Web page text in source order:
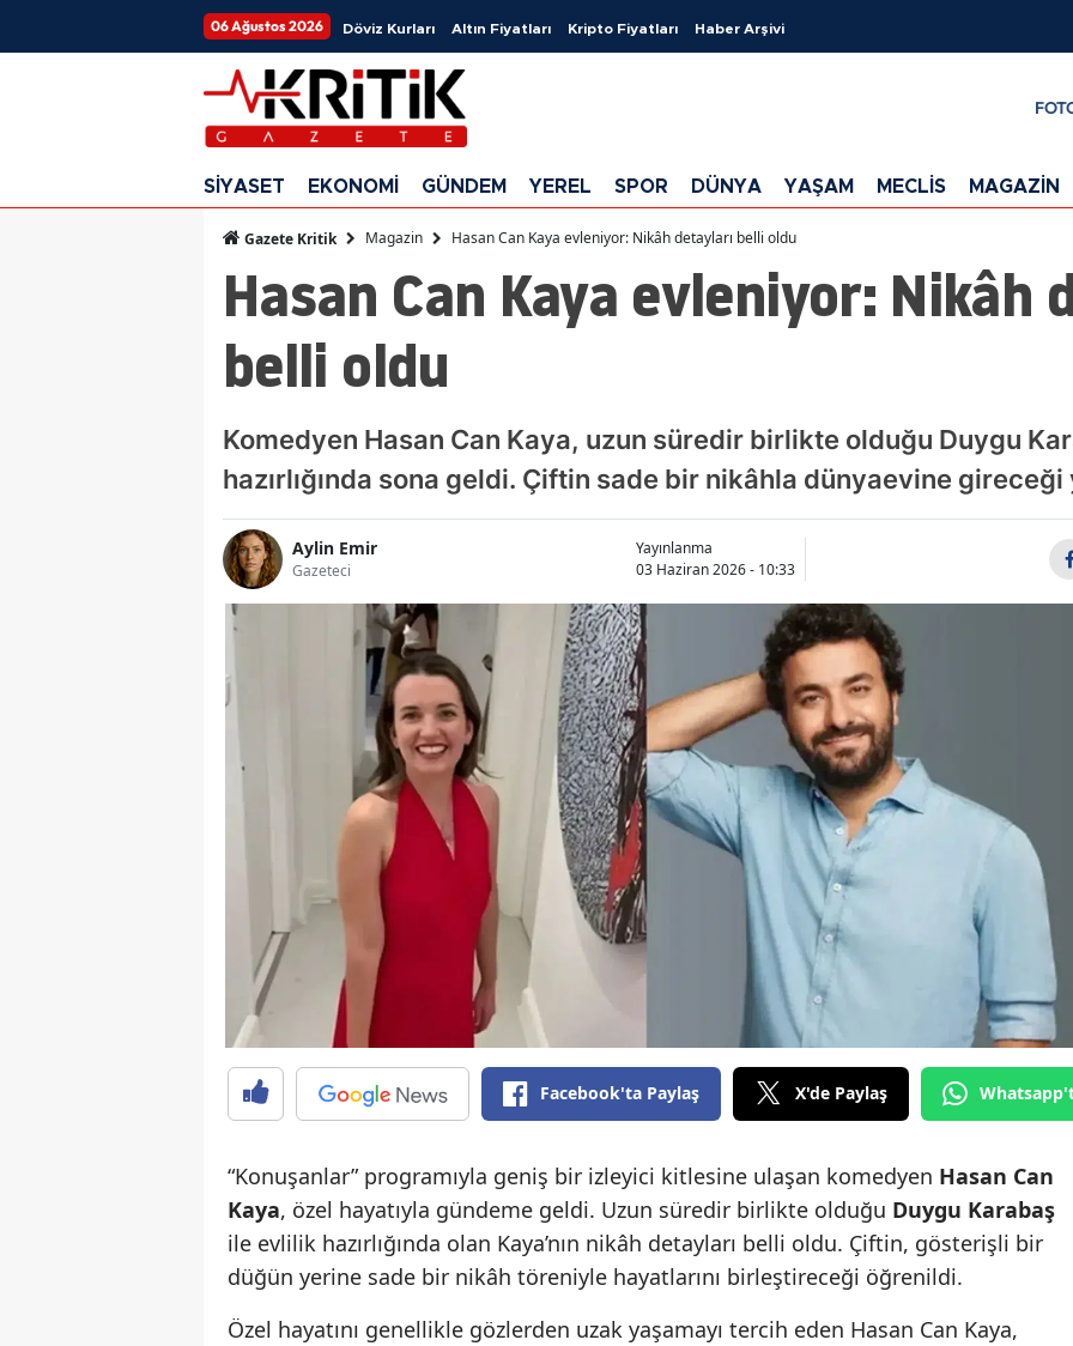
06 Ağustos 2026 Döviz Kurları Altın Fiyatları Kripto Fiyatları Haber Arşivi
SİYASET EKONOMİ GÜNDEM YEREL SPOR DÜNYA YAŞAM MECLİS MAGAZİN
Gazete Kritik Magazin Hasan Can Kaya evleniyor: Nikâh detayları belli oldu
Hasan Can Kaya evleniyor: Nikâh
belli oldu
Komedyen Hasan Can Kaya, uzun süredir birlikte olduğu Duygu
hazırlığında sona geldi. Çiftin sade bir nikâhla dünyaevine
Aylin Emir
Gazeteci
Yayınlanma
03 Haziran 2026 - 10:33
Facebook'ta Paylaş X'de Paylaş
“Konuşanlar” programıyla geniş bir izleyici kitlesine ulaşan komedyen Hasan Can
Kaya, özel hayatıyla gündeme geldi. Uzun süredir birlikte olduğu Duygu Karabaş
ile evlilik hazırlığında olan Kaya’nın nikâh detayları belli oldu. Çiftin, gösterişli bir
düğün yerine sade bir nikâh töreniyle hayatlarını birleştireceği öğrenildi.
Özel hayatını genellikle gözlerden uzak yaşamayı tercih eden Hasan Can Kaya,